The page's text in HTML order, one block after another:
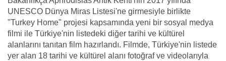
UNESCO Dünya Miras Listesi'ne girmesiyle birlikte
"Turkey Home" projesi kapsamında yeni bir sosyal medya
filmi ile Türkiye'nin listedeki diğer tarihi ve kültürel
alanlarını tanıtan film hazırlandı. Filmde, Türkiye'nin listede
yer alan 18 tarihi ve kültürel alanı fotoğraf ve videolarıyla